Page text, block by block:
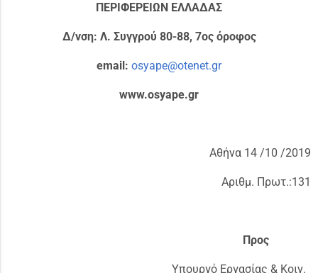
ΠΕΡΙΦΕΡΕΙΩΝ ΕΛΛΑΔΑΣ
Δ/νση: Λ. Συγγρού 80-88, 7ος όροφος
email: osyape@otenet.gr
www.osyape.gr
Αθήνα 14 /10 /2019
Αριθμ. Πρωτ.:131
Προς
Υπουργό Εργασίας & Κοιν.